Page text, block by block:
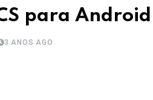
para Android
3 ANOS AGO